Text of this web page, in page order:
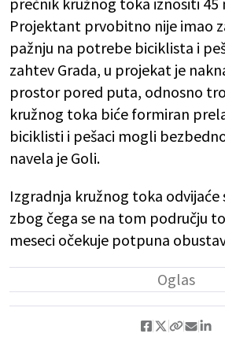
Projektant prvobitno nije imao
pažnju na potrebe biciklista i
zahtev Grada, u projekat je
prostor pored puta, odnosno
kružnog toka biće formiran
biciklisti i pešaci mogli
navela je Goli.
Izgradnja kružnog toka odvijaće
zbog čega se na tom području
meseci očekuje potpuna